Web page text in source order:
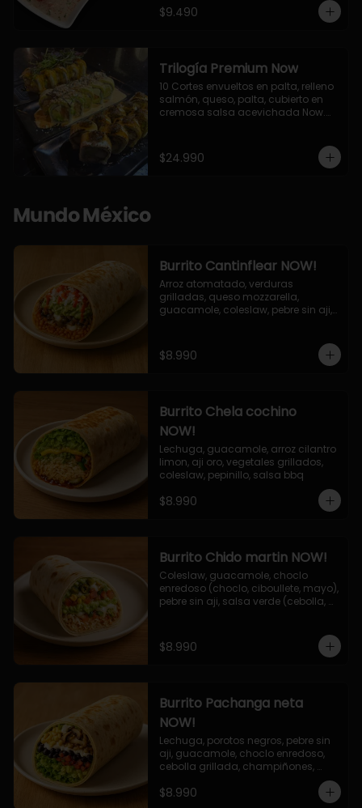
$9.490
Trilogía Premium Now
10 Cortes envueltos en palta, relleno
salmón, queso, palta, cubierto en
cremosa salsa acevichada Now.
palta, cubierto con topping de
chimichurri de la casa flambeado.
$24.990
Mundo México
Burrito Cantinflear NOW!
Arroz atomatado, verduras
grilladas, queso mozzarella,
guacamole, coleslaw, pebre sin aji,
$8.990
Burrito Chela cochino
NOW!
Lechuga, guacamole, arroz cilantro
limon, aji oro, vegetales grillados,
coleslaw, pepinillo, salsa bbq
$8.990
Burrito Chido martin NOW!
Coleslaw, guacamole, choclo
enredoso (choclo, ciboullete, mayo),
pebre sin aji, salsa verde (cebolla,
$8.990
Burrito Pachanga neta
NOW!
Lechuga, porotos negros, pebre sin
aji, guacamole, choclo enredoso,
cebolla grillada, champiñones,
$8.990